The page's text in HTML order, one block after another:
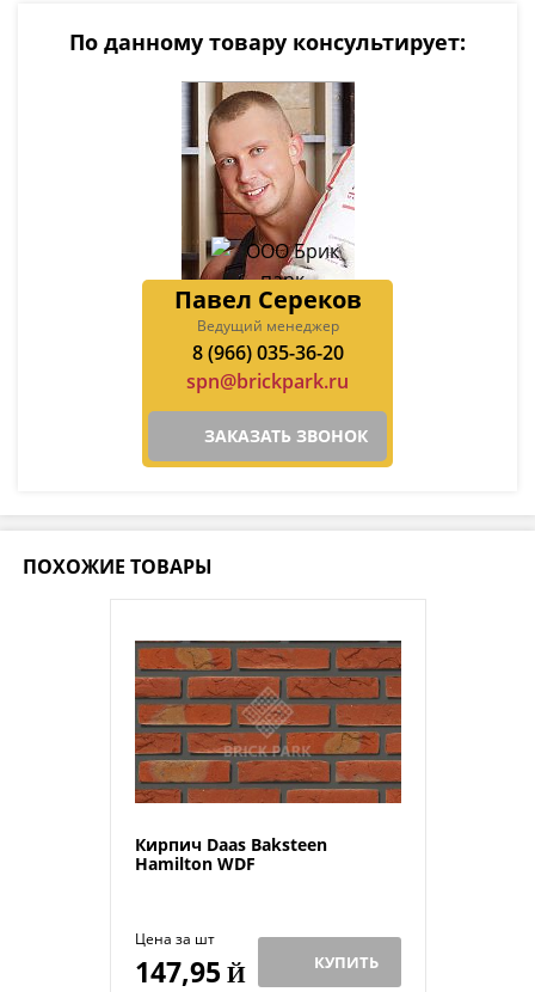
По данному товару консультирует:
Павел Сереков
Ведущий менеджер
8 (966) 035-36-20
spn@brickpark.ru
ЗАКАЗАТЬ ЗВОНОК
ПОХОЖИЕ ТОВАРЫ
Кирпич Daas Baksteen
Hamilton WDF
Цена за шт
147,95 Й КУПИТЬ